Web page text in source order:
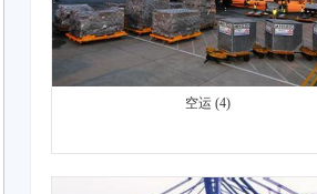
空运 (4)